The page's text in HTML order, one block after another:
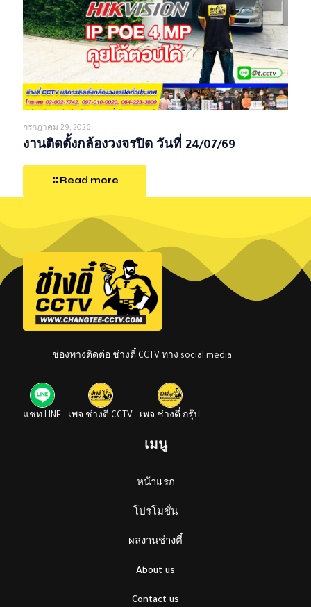
กรกฎาคม 29, 2026
งานติดตั้งกล้องวงจรปิด วันที่ 24/07/69
Read more
ช่องทางติดต่อ ช่างตี๋ CCTV ทาง social media
แชท LINE เพจ ช่างตี๋ CCTV เพจ ช่างตี๋ กรุ๊ป
เมนู
หน้าแรก
โปรโมชั่น
ผลงานช่างตี๋
About us
Contact us